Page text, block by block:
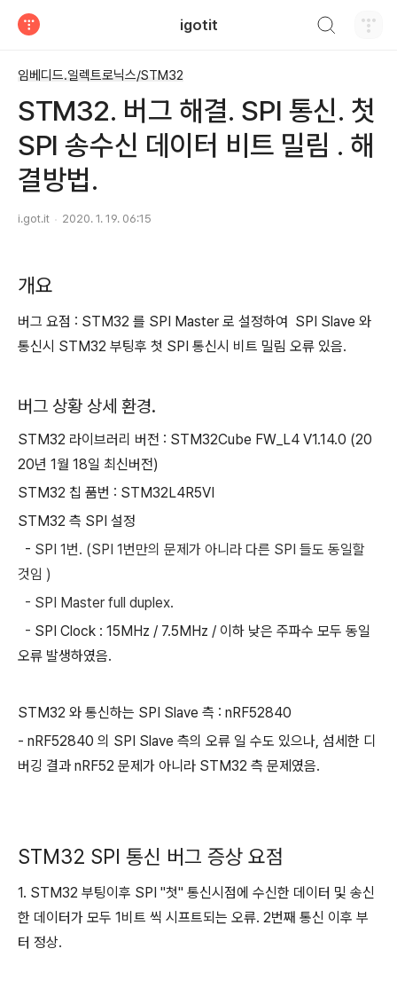
igotit
임베디드.일렉트로닉스/STM32
STM32. 버그 해결. SPI 통신. 첫
SPI 송수신 데이터 비트 밀림 . 해
결방법.
i.got.it 2020. 1. 19. 06:15
개요
버그 요점 : STM32 를 SPI Master 로 설정하여 SPI Slave 와
통신시 STM32 부팅후 첫 SPI 통신시 비트 밀림 오류 있음.
버그 상황 상세 환경.
STM32 라이브러리 버전 : STM32Cube FW_L4 V1.14.0 (20
20년 1월 18일 최신버전)
STM32 칩 품번 : STM32L4R5VI
STM32 측 SPI 설정
- SPI 1번. (SPI 1번만의 문제가 아니라 다른 SPI 들도 동일할
것임 )
- SPI Master full duplex.
- SPI Clock : 15MHz / 7.5MHz / 이하 낮은 주파수 모두 동일
오류 발생하였음.
STM32 와 통신하는 SPI Slave 측 : nRF52840
- nRF52840 의 SPI Slave 측의 오류 일 수도 있으나, 섬세한 디
버깅 결과 nRF52 문제가 아니라 STM32 측 문제였음.
STM32 SPI 통신 버그 증상 요점
1. STM32 부팅이후 SPI "첫" 통신시점에 수신한 데이터 및 송신
한 데이터가 모두 1비트 씩 시프트되는 오류. 2번째 통신 이후 부
터 정상.